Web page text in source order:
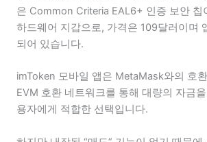
은 Common Criteria EAL6+ 인증 보안 칩
하드웨어 지갑으로, 가격은 109달러이며
되어 있습니다.
imToken 모바일 앱은 MetaMask와의 호
EVM 호환 네트워크를 통해 대량의 자금
용자에게 적합한 선택입니다.